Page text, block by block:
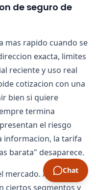
de seguro de
mas rapido cuando se
exacta, limites
reciente y uso real
cotizacion con una
bien si quiere
termina
el riesgo
informacion, la tarifa
barata" desaparece.
mercado. Algunas
ciertos segmentos y
Chat